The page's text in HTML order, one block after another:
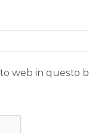
web in questo